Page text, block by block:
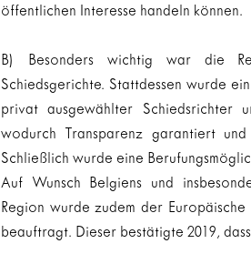
öffentlichen Interesse handeln können.
B) Besonders wichtig war die
Schiedsgerichte. Stattdessen wurde
privat ausgewählter Schiedsrichter
wodurch Transparenz garantiert
Schließlich wurde eine
Auf Wunsch Belgiens und
Region wurde zudem der
beauftragt. Dieser bestätigte 2019,